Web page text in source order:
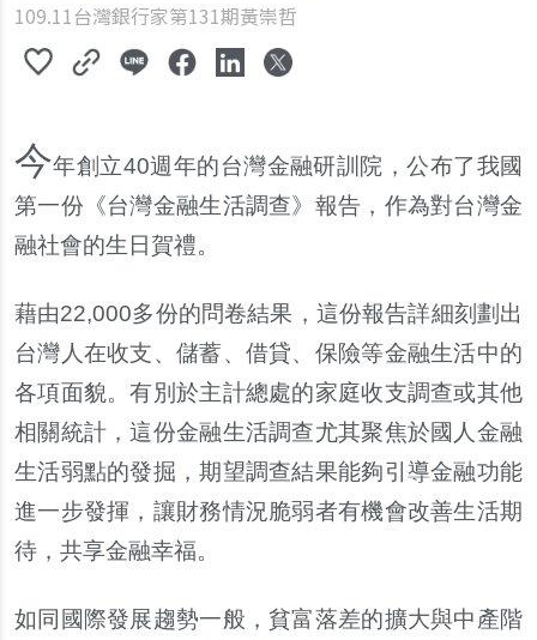
109.11台灣銀行家第131期黃崇哲
今年創立40週年的台灣金融研訓院，公布了我國
第一份《台灣金融生活調查》報告，作為對台灣金
融社會的生日賀禮。
藉由22,000多份的問卷結果，這份報告詳細刻劃出
台灣人在收支、儲蓄、借貸、保險等金融生活中的
各項面貌。有別於主計總處的家庭收支調查或其他
相關統計，這份金融生活調查尤其聚焦於國人金融
生活弱點的發掘，期望調查結果能夠引導金融功能
進一步發揮，讓財務情況脆弱者有機會改善生活期
待，共享金融幸福。
如同國際發展趨勢一般，貧富落差的擴大與中產階